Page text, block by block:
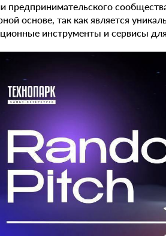
предпринимательского
основе, так как является
инструменты и сервисы